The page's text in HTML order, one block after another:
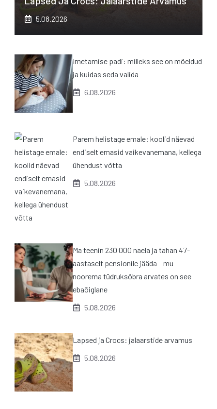
5.08.2026
Imetamise padi: milleks see on mõeldud
ja kuidas seda valida
6.08.2026
Parem helistage emale: koolid näevad
endiselt emasid vaikevanemana, kellega
ühendust võtta
5.08.2026
Ma teenin 230 000 naela ja tahan 47-
aastaselt pensionile jääda – mu
noorema tüdruksõbra arvates on see
ebaõiglane
5.08.2026
Lapsed ja Crocs: jalaarstide arvamus
5.08.2026